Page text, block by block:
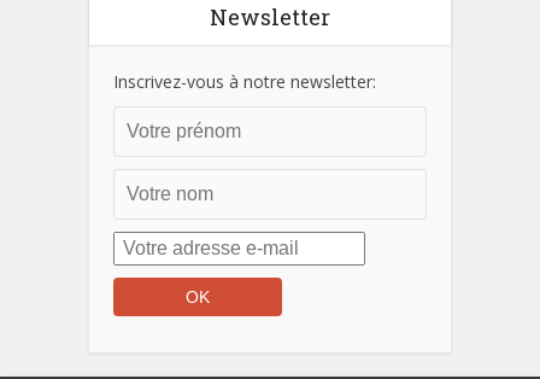
Newsletter
Inscrivez-vous à notre newsletter: